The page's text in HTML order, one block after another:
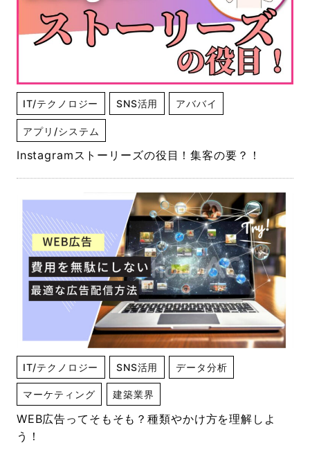
IT/テクノロジー SNS活用 アババイ
アプリ/システム
Instagramストーリーズの役目！集客の要？！
IT/テクノロジー SNS活用 データ分析
マーケティング 建築業界
WEB広告ってそもそも？種類やかけ方を理解しよ
う！